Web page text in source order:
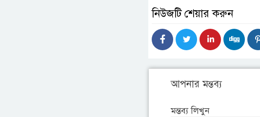
নিউজটি শেয়ার করুন
আপনার মন্তব্য
মন্তব্য লিখুন